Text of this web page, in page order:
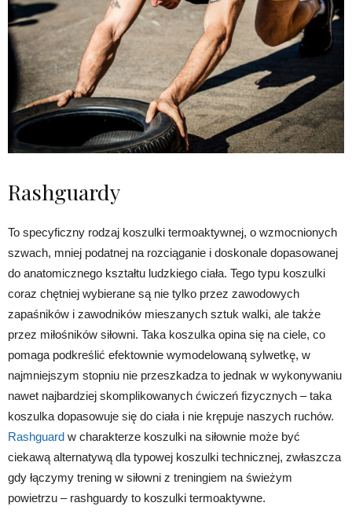
Rashguardy
To specyficzny rodzaj koszulki termoaktywnej, o wzmocnionych
szwach, mniej podatnej na rozciąganie i doskonale dopasowanej
do anatomicznego kształtu ludzkiego ciała. Tego typu koszulki
coraz chętniej wybierane są nie tylko przez zawodowych
zapaśników i zawodników mieszanych sztuk walki, ale także
przez miłośników siłowni. Taka koszulka opina się na ciele, co
pomaga podkreślić efektownie wymodelowaną sylwetkę, w
najmniejszym stopniu nie przeszkadza to jednak w wykonywaniu
nawet najbardziej skomplikowanych ćwiczeń fizycznych – taka
koszulka dopasowuje się do ciała i nie krępuje naszych ruchów.
Rashguard w charakterze koszulki na siłownie może być
ciekawą alternatywą dla typowej koszulki technicznej, zwłaszcza
gdy łączymy trening w siłowni z treningiem na świeżym
powietrzu – rashguardy to koszulki termoaktywne.